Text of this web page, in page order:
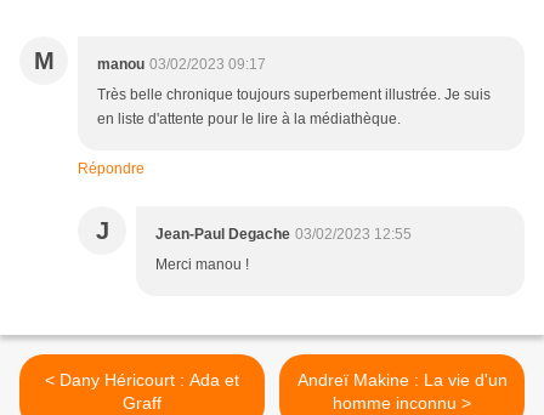
M manou 03/02/2023 09:17
Très belle chronique toujours superbement illustrée. Je suis
en liste d'attente pour le lire à la médiathèque.
Répondre
J Jean-Paul Degache 03/02/2023 12:55
Merci manou !
< Dany Héricourt : Ada et
Graff
Andreï Makine : La vie d'un
homme inconnu >